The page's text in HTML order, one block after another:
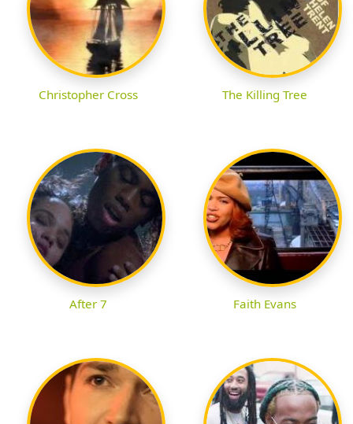
Christopher Cross The Killing Tree
After 7 Faith Evans